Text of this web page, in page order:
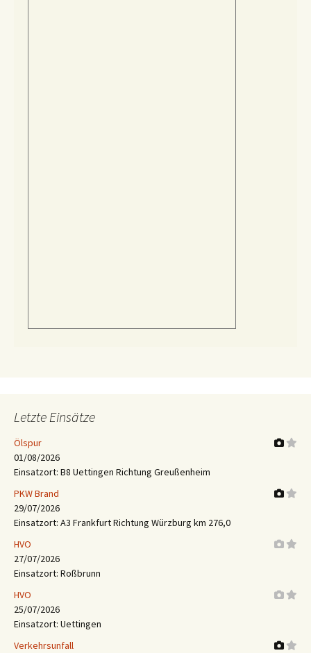
Letzte Einsätze
Ölspur
01/08/2026
Einsatzort: B8 Uettingen Richtung Greußenheim
PKW Brand
29/07/2026
Einsatzort: A3 Frankfurt Richtung Würzburg km 276,0
HVO
27/07/2026
Einsatzort: Roßbrunn
HVO
25/07/2026
Einsatzort: Uettingen
Verkehrsunfall